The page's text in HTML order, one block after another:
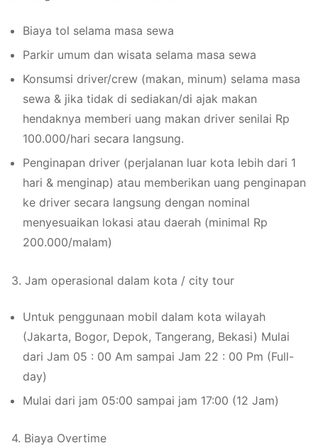
Biaya tol selama masa sewa
Parkir umum dan wisata selama masa sewa
Konsumsi driver/crew (makan, minum) selama masa
sewa & jika tidak di sediakan/di ajak makan
hendaknya memberi uang makan driver senilai Rp
100.000/hari secara langsung.
Penginapan driver (perjalanan luar kota lebih dari 1
hari & menginap) atau memberikan uang penginapan
ke driver secara langsung dengan nominal
menyesuaikan lokasi atau daerah (minimal Rp
200.000/malam)
3. Jam operasional dalam kota / city tour
Untuk penggunaan mobil dalam kota wilayah
(Jakarta, Bogor, Depok, Tangerang, Bekasi) Mulai
dari Jam 05 : 00 Am sampai Jam 22 : 00 Pm (Full-
day)
Mulai dari jam 05:00 sampai jam 17:00 (12 Jam)
4. Biaya Overtime